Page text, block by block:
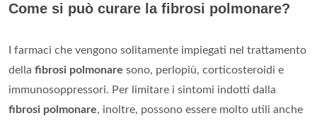
Come si può curare la fibrosi polmonare?
I farmaci che vengono solitamente impiegati nel trattamento
della fibrosi polmonare sono, perlopiù, corticosteroidi e
immunosoppressori. Per limitare i sintomi indotti dalla
fibrosi polmonare, inoltre, possono essere molto utili anche